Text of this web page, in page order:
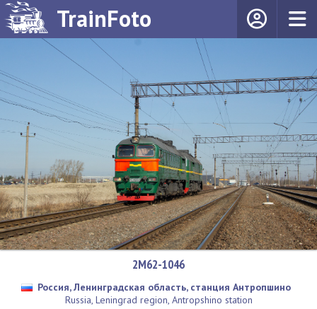
TrainFoto
2М62-1046
Россия, Ленинградская область, станция Антропшино
Russia, Leningrad region, Antropshino station